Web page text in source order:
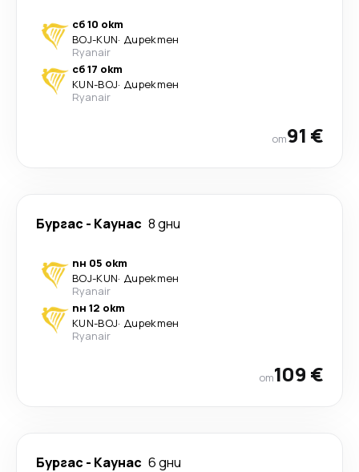
сб 10 окт
BOJ-KUN· Директен
Ryanair
сб 17 окт
KUN-BOJ· Директен
Ryanair
от91 €
Бургас - Каунас 8 дни
пн 05 окт
BOJ-KUN· Директен
Ryanair
пн 12 окт
KUN-BOJ· Директен
Ryanair
от109 €
Бургас - Каунас 6 дни